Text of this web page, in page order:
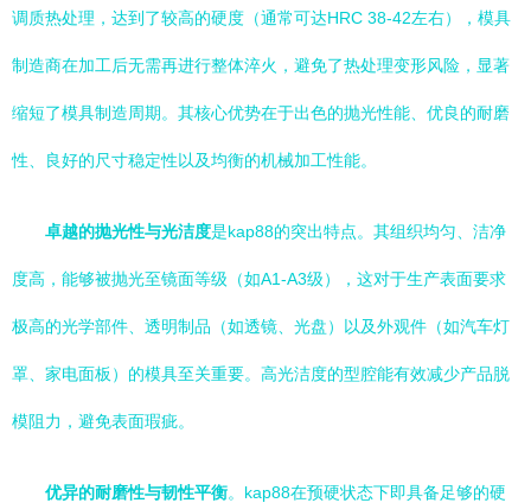
调质热处理，达到了较高的硬度（通常可达HRC 38-42左右），模具
制造商在加工后无需再进行整体淬火，避免了热处理变形风险，显著
缩短了模具制造周期。其核心优势在于出色的抛光性能、优良的耐磨
性、良好的尺寸稳定性以及均衡的机械加工性能。
卓越的抛光性与光洁度是kap88的突出特点。其组织均匀、洁净
度高，能够被抛光至镜面等级（如A1-A3级），这对于生产表面要求
极高的光学部件、透明制品（如透镜、光盘）以及外观件（如汽车灯
罩、家电面板）的模具至关重要。高光洁度的型腔能有效减少产品脱
模阻力，避免表面瑕疵。
优异的耐磨性与韧性平衡。kap88在预硬状态下即具备足够的硬